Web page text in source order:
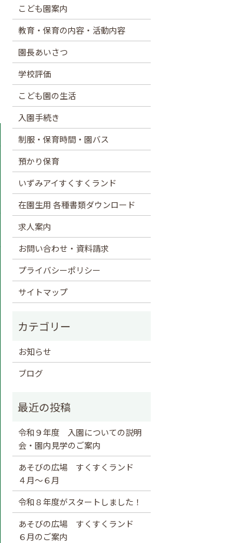
こども園案内
教育・保育の内容・活動内容
園長あいさつ
学校評価
こども園の生活
入園手続き
制服・保育時間・園バス
預かり保育
いずみアイすくすくランド
在園生用 各種書類ダウンロード
求人案内
お問い合わせ・資料請求
プライバシーポリシー
サイトマップ
お知らせ
ブログ
令和９年度 入園についての説明
会・園内見学のご案内
あそびの広場 すくすくランド
４月～６月
令和８年度がスタートしました！
あそびの広場 すくすくランド
６月のご案内